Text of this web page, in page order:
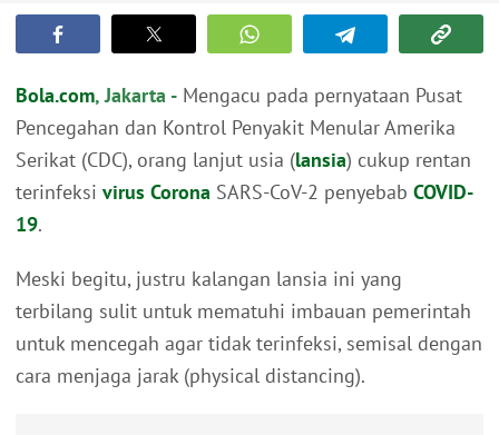
Bola.com, Jakarta - Mengacu pada pernyataan Pusat
Pencegahan dan Kontrol Penyakit Menular Amerika
Serikat (CDC), orang lanjut usia (lansia) cukup rentan
terinfeksi virus Corona SARS-CoV-2 penyebab COVID-
19.
Meski begitu, justru kalangan lansia ini yang
terbilang sulit untuk mematuhi imbauan pemerintah
untuk mencegah agar tidak terinfeksi, semisal dengan
cara menjaga jarak (physical distancing).